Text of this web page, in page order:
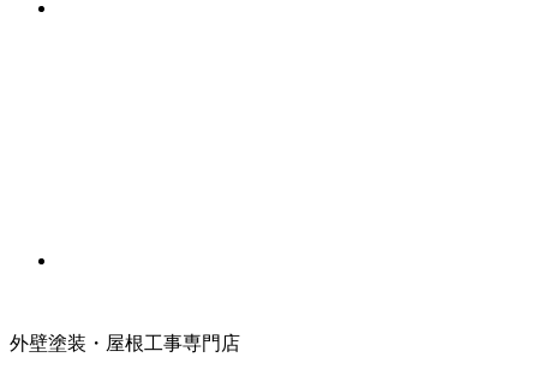
外壁塗装・屋根工事専門店